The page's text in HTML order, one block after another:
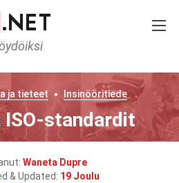
ja tieteet Insinööritiede
ISO-standardit
Waneta Dupre
& Updated: 19 Joulu